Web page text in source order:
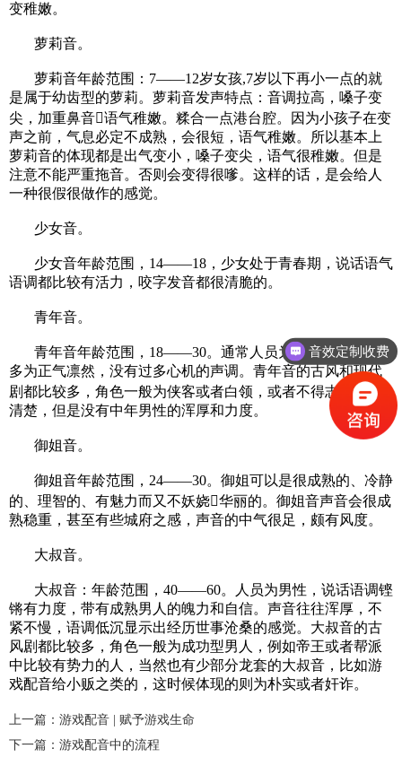
变稚嫩。
萝莉音。
萝莉音年龄范围：7——12岁女孩,7岁以下再小一点的就
是属于幼齿型的萝莉。萝莉音发声特点：音调拉高，嗓子变
尖，加重鼻音语气稚嫩。糅合一点港台腔。因为小孩子在变
声之前，气息必定不成熟，会很短，语气稚嫩。所以基本上
萝莉音的体现都是出气变小，嗓子变尖，语气很稚嫩。但是
注意不能严重拖音。否则会变得很嗲。这样的话，是会给人
一种很假很做作的感觉。
少女音。
少女音年龄范围，14——18，少女处于青春期，说话语气
语调都比较有活力，咬字发音都很清脆的。
青年音。
青年音年龄范围，18——30。通常人员为男性，说话语调
多为正气凛然，没有过多心机的声调。青年音的古风和现代
剧都比较多，角色一般为侠客或者白领，或者不得志者声音
清楚，但是没有中年男性的浑厚和力度。
御姐音。
御姐音年龄范围，24——30。御姐可以是很成熟的、冷静
的、理智的、有魅力而又不妖娆华丽的。御姐音声音会很成
熟稳重，甚至有些城府之感，声音的中气很足，颇有风度。
大叔音。
大叔音：年龄范围，40——60。人员为男性，说话语调铿
锵有力度，带有成熟男人的魄力和自信。声音往往浑厚，不
紧不慢，语调低沉显示出经历世事沧桑的感觉。大叔音的古
风剧都比较多，角色一般为成功型男人，例如帝王或者帮派
中比较有势力的人，当然也有少部分龙套的大叔音，比如游
戏配音给小贩之类的，这时候体现的则为朴实或者奸诈。
上一篇：游戏配音 | 赋予游戏生命
下一篇：游戏配音中的流程
音效定制收费